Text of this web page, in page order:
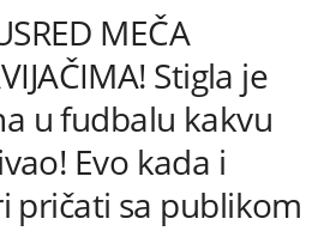
MEČA
Stigla je
u fudbalu kakvu
Evo kada i
pričati sa publikom